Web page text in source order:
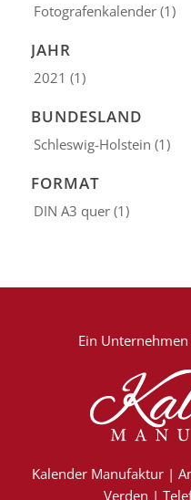
Fotografenkalender (1)
JAHR
2021 (1)
BUNDESLAND
Schleswig-Holstein (1)
FORMAT
DIN A3 quer (1)
Ein
Kalender Manufaktur |
Verden |